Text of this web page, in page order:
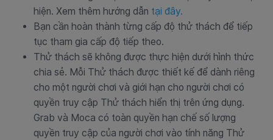
hiện. Xem thêm hướng dẫn tại đây.
Bạn cần hoàn thành từng cấp độ thử thách để tiếp
tục tham gia cấp độ tiếp theo.
Thử thách sẽ không được thực hiện dưới hình thức
chia sẻ. Mỗi Thử thách được thiết kế để dành riêng
cho một người chơi và giới hạn cho người chơi có
quyền truy cập Thử thách hiển thị trên ứng dụng.
Grab và Moca có toàn quyền hạn chế số lượng
quyền truy cập của người chơi vào tính năng Thử